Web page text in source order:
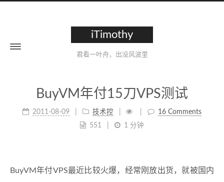
iTimothy
君看一叶舟，出没风波里
BuyVM年付15刀VPS测试
2011-08-09 技术控
16 Comments
551
1 分钟
BuyVM年付VPS最近比较火爆，经常刚放出货，就被国内